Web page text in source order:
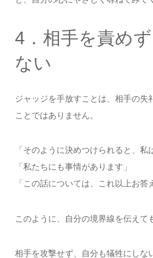
4．相手を責め
ない
ジャッジを手放すことは、相手の失
ことではありません。
「そのように決めつけられると、私
「私たちにも事情があります」
「この話については、これ以上お答
このように、自分の境界線を伝えて
相手を攻撃せず、自分も犠牲にしな